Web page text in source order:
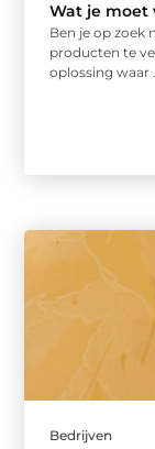
Wat je moet
Ben je op zoek
producten te
oplossing waar
Bedrijven